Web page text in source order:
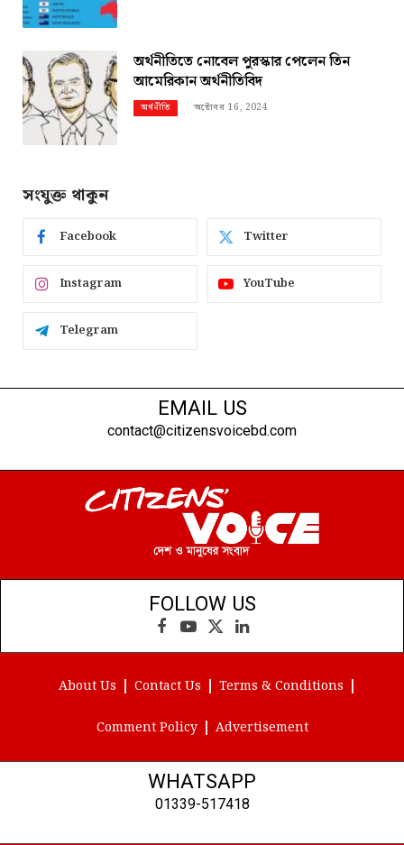
অর্থনীতিতে নোবেল পুরস্কার পেলেন তিন
আমেরিকান অর্থনীতিবিদ
অর্থনীতি অক্টোবর 16, 2024
সংযুক্ত থাকুন
Facebook Twitter
Instagram YouTube
Telegram
EMAIL US
contact@citizensvoicebd.com
FOLLOW US
Facebook
YouTube
X
(Twitter)
LinkedIn
About Us Contact Us Terms & Conditions
Comment Policy Advertisement
WHATSAPP
01339-517418